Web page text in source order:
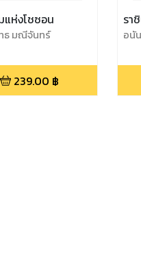
แห่งโชซอน
ธ มณีจันทร์
239.00 ฿
รา
อนั